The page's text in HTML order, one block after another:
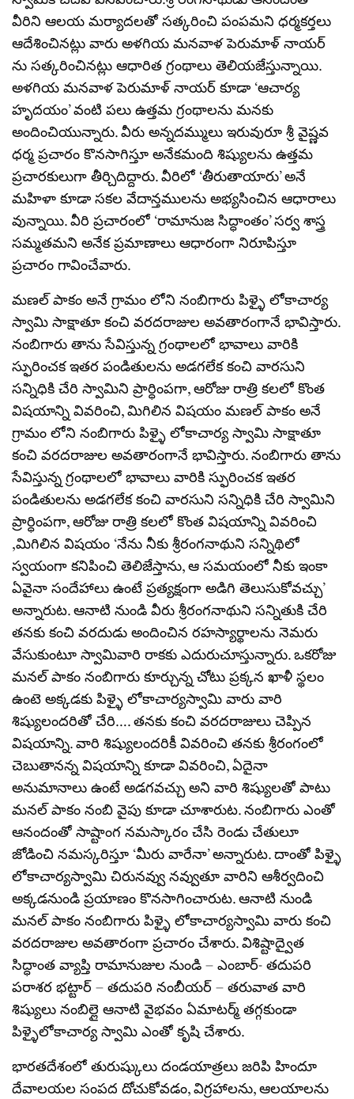
వీరిని ఆలయ మర్యాదలతో సత్కరించి పంపమని ధర్మకర్తలు
ఆదేశించినట్లు వారు అళగియ మనవాళ పెరుమాళ్ నాయర్
ను సత్కరించినట్లు ఆధారిత గ్రంథాలు తెలియజేస్తున్నాయి.
అళగియ మనవాళ పెరుమాళ్ నాయర్ కూడా ‘ఆచార్య
హృదయం’ వంటి పలు ఉత్తమ గ్రంథాలను మనకు
అందించియున్నారు. వీరు అన్నదమ్ములు ఇరువురూ శ్రీ వైష్ణవ
ధర్మ ప్రచారం కొనసాగిస్తూ అనేకమంది శిష్యులను ఉత్తమ
ప్రచారకులుగా తీర్చిదిద్దారు. వీరిలో ‘తీరుతాయారు’ అనే
మహిళా కూడా సకల వేదాన్తములను అభ్యసించిన ఆధారాలు
వున్నాయి. వీరి ప్రచారంలో ‘రామానుజ సిద్ధాంతం’ సర్వ శాస్త్ర
సమ్మతమని అనేక ప్రమాణాలు ఆధారంగా నిరూపిస్తూ
ప్రచారం గావించేవారు.
మణల్ పాకం అనే గ్రామం లోని నంబిగారు పిళ్ళై లోకాచార్య
స్వామి సాక్షాతూ కంచి వరదరాజుల అవతారంగానే భావిస్తారు.
నంబిగారు తాను సేవిస్తున్న గ్రంథాలలో భావాలు వారికి
స్ఫురించక ఇతర పండితులను అడగలేక కంచి వారసుని
సన్నిధికి చేరి స్వామిని ప్రార్ధింపగా, ఆరోజు రాత్రి కలలో కొంత
విషయాన్ని వివరించి, మిగిలిన విషయం మణల్ పాకం అనే
గ్రామం లోని నంబిగారు పిళ్ళై లోకాచార్య స్వామి సాక్షాతూ
కంచి వరదరాజుల అవతారంగానే భావిస్తారు. నంబిగారు తాను
సేవిస్తున్న గ్రంథాలలో భావాలు వారికి స్ఫురించక ఇతర
పండితులను అడగలేక కంచి వారసుని సన్నిధికి చేరి స్వామిని
ప్రార్ధింపగా, ఆరోజు రాత్రి కలలో కొంత విషయాన్ని వివరించి
,మిగిలిన విషయం ‘నేను నీకు శ్రీరంగనాథుని సన్నిథిలో
స్వయంగా కనిపించి తెలిజేస్తాను, ఆ సమయంలో నీకు ఇంకా
ఏవైనా సందేహాలు ఉంటే ప్రత్యక్షంగా అడిగి తెలుసుకోవచ్చు’
అన్నారుట. ఆనాటి నుండి వీరు శ్రీరంగనాథుని సన్నితుకి చేరి
తనకు కంచి వరదుడు అందించిన రహస్యార్థాలను నెమరు
వేసుకుంటూ స్వామివారి రాకకు ఎదురుచూస్తున్నారు. ఒకరోజు
మనల్ పాకం నంబిగారు కూర్చున్న చోటు ప్రక్కన ఖాళీ స్థలం
ఉంటె అక్కడకు పిళ్ళై లోకాచార్యస్వామి వారు వారి
శిష్యులందరితో చేరి…. తనకు కంచి వరదరాజులు చెప్పిన
విషయాన్ని. వారి శిష్యులందరికీ వివరించి తనకు శ్రీరంగంలో
చెబుతానన్న విషయాన్ని కూడా వివరించి, ఏదైనా
అనుమానాలు ఉంటే అడగవచ్చు అని వారి శిష్యులతో పాటు
మనల్ పాకం నంబి వైపు కూడా చూశారుట. నంబిగారు ఎంతో
ఆనందంతో సాష్టాంగ నమస్కారం చేసి రెండు చేతులూ
జోడించి నమస్కరిస్తూ ‘మీరు వారేనా’ అన్నారుట. దాంతో పిళ్ళై
లోకాచార్యస్వామి చిరునవ్వు నవ్వుతూ వారిని ఆశీర్వదించి
అక్కడనుండి ప్రయాణం కొనసాగించారుట. ఆనాటి నుండి
మనల్ పాకం నంబిగారు పిళ్ళై లోకాచార్యస్వామి వారు కంచి
వరదరాజుల అవతారంగా ప్రచారం చేశారు. విశిష్టాద్వైత
సిద్ధాంత వ్యాప్తి రామానుజుల నుండి – ఎంబార్- తదుపరి
పరాశర భట్టార్ – తదుపరి నంబీయర్ – తరువాత వారి
శిష్యులు నంబిల్లై ఆనాటి వైభవం ఏమాటర్మ్ తగ్గకుండా
పిళ్ళైలోకాచార్య స్వామి ఎంతో కృషి చేశారు.
భారతదేశంలో తురుష్కులు దండయాత్రలు జరిపి హిందూ
దేవాలయల సంపద దోచుకోవడం, విగ్రహాలను, ఆలయాలను